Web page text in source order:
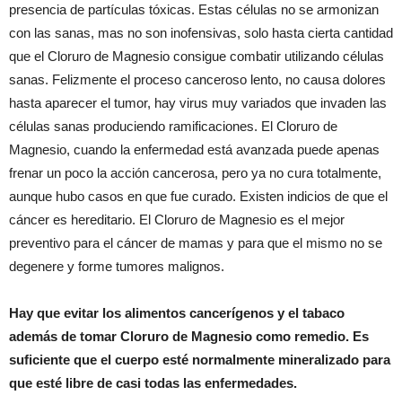
presencia de partículas tóxicas. Estas células no se armonizan
con las sanas, mas no son inofensivas, solo hasta cierta cantidad
que el Cloruro de Magnesio consigue combatir utilizando células
sanas. Felizmente el proceso canceroso lento, no causa dolores
hasta aparecer el tumor, hay virus muy variados que invaden las
células sanas produciendo ramificaciones. El Cloruro de
Magnesio, cuando la enfermedad está avanzada puede apenas
frenar un poco la acción cancerosa, pero ya no cura totalmente,
aunque hubo casos en que fue curado. Existen indicios de que el
cáncer es hereditario. El Cloruro de Magnesio es el mejor
preventivo para el cáncer de mamas y para que el mismo no se
degenere y forme tumores malignos.
Hay que evitar los alimentos cancerígenos y el tabaco
además de tomar Cloruro de Magnesio como remedio. Es
suficiente que el cuerpo esté normalmente mineralizado para
que esté libre de casi todas las enfermedades.